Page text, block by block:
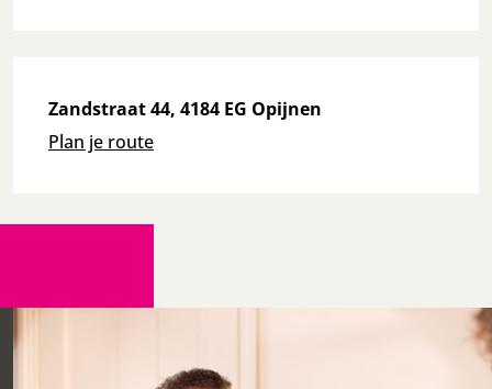
Zandstraat 44, 4184 EG Opijnen
Plan je route
Neem contact met ons op
Heb je vragen of wil je meer weten over onze